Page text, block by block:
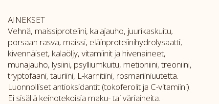
AINEKSET
Vehnä, maissiproteiini, kalajauho, juurikaskuitu,
porsaan rasva, maissi, eläinproteiinihydrolysaatti,
kivennäiset, kalaöljy, vitamiinit ja hivenaineet,
munajauho, lysiini, psylliumkuitu, metioniini, treoniini,
tryptofaani, tauriini, L-karnitiini, rosmariiniuutetta.
Luonnolliset antioksidantit (tokoferolit ja C-vitamiini).
Ei sisällä keinotekoisia maku- tai väriaineita.